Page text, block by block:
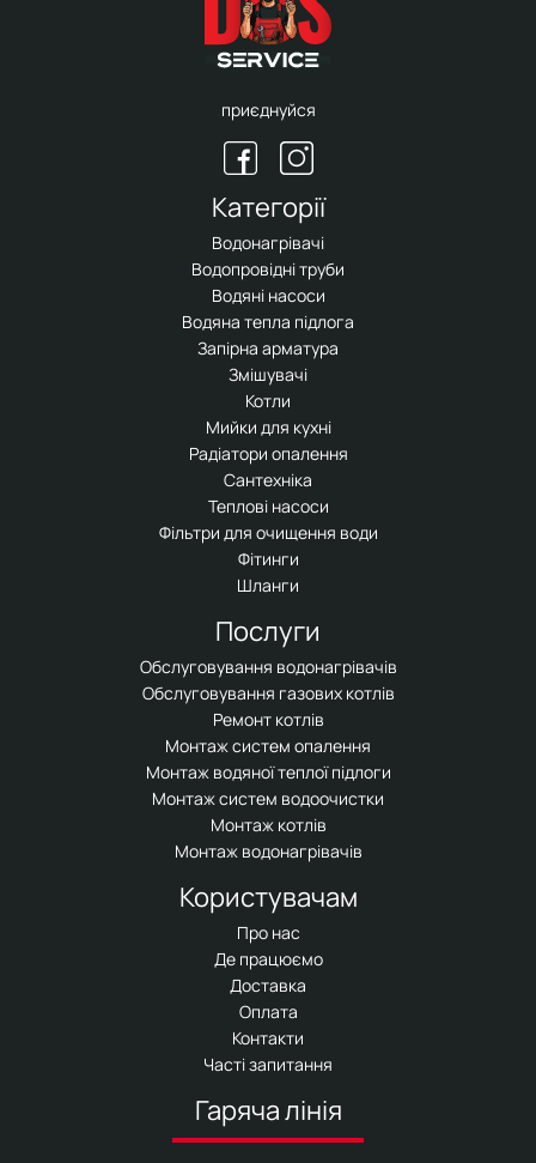
приєднуйся
Категорії
Водонагрівачі
Водопровідні труби
Водяні насоси
Водяна тепла підлога
Запірна арматура
Змішувачі
Котли
Мийки для кухні
Радіатори опалення
Сантехніка
Теплові насоси
Фільтри для очищення води
Фітинги
Шланги
Послуги
Обслуговування водонагрівачів
Обслуговування газових котлів
Ремонт котлів
Монтаж систем опалення
Монтаж водяної теплої підлоги
Монтаж систем водоочистки
Монтаж котлів
Монтаж водонагрівачів
Користувачам
Про нас
Де працюємо
Доставка
Оплата
Контакти
Часті запитання
Гаряча лінія